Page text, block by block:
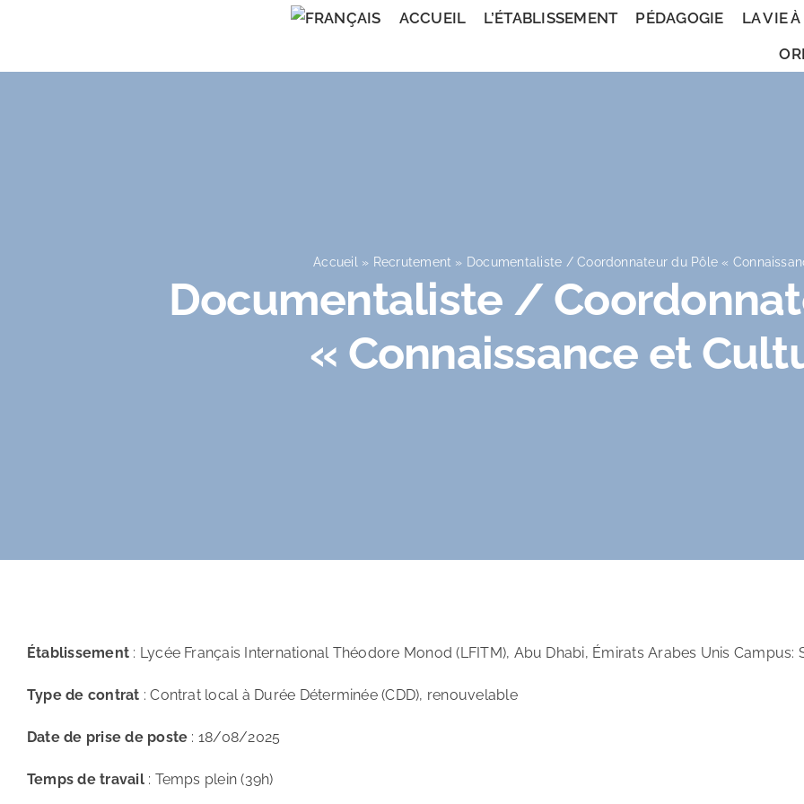
ACCUEIL L’ÉTABLISSEMENT PÉDAGOGIE LA VIE À
Accueil » Recrutement » Documentaliste / Coordonnateur du Pôle «
Documentaliste /
« Connaissance et
Établissement : Lycée Français International Théodore Monod (LFITM), Abu Dhabi, Émirats Arabes Unis Campus:
Type de contrat : Contrat local à Durée Déterminée (CDD), renouvelable
Date de prise de poste : 18/08/2025
Temps de travail: Temps plein (39h)